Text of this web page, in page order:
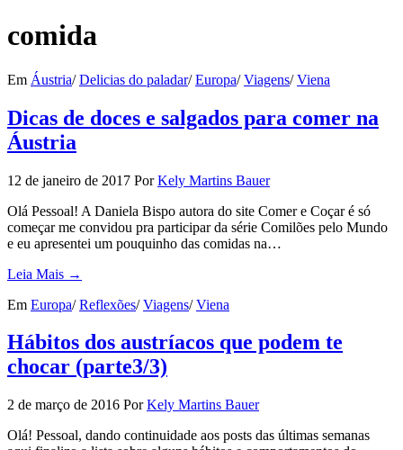
comida
Em Áustria/ Delicias do paladar/ Europa/ Viagens/ Viena
Dicas de doces e salgados para comer na
Áustria
12 de janeiro de 2017 Por Kely Martins Bauer
Olá Pessoal! A Daniela Bispo autora do site Comer e Coçar é só
começar me convidou pra participar da série Comilões pelo Mundo
e eu apresentei um pouquinho das comidas na…
Leia Mais →
Em Europa/ Reflexões/ Viagens/ Viena
Hábitos dos austríacos que podem te
chocar (parte3/3)
2 de março de 2016 Por Kely Martins Bauer
Olá! Pessoal, dando continuidade aos posts das últimas semanas